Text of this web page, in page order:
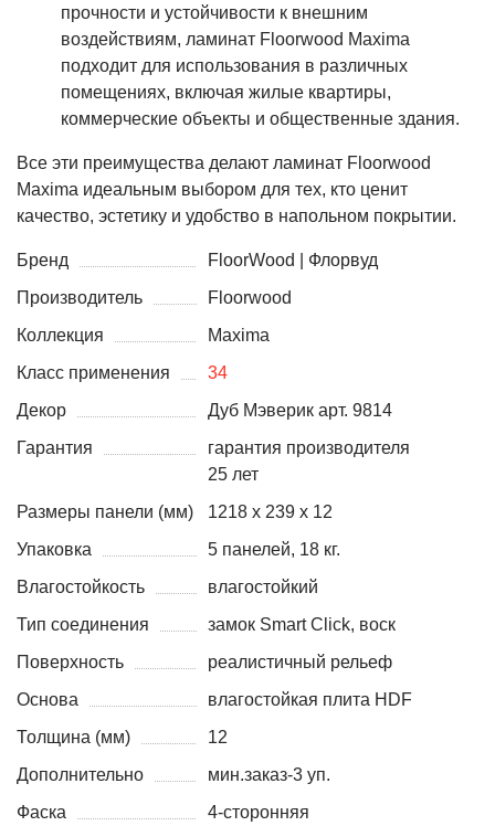
прочности и устойчивости к внешним
воздействиям, ламинат Floorwood Maxima
подходит для использования в различных
помещениях, включая жилые квартиры,
коммерческие объекты и общественные здания.
Все эти преимущества делают ламинат Floorwood
Maxima идеальным выбором для тех, кто ценит
качество, эстетику и удобство в напольном покрытии.
Бренд
FloorWood | Флорвуд
Производитель
Floorwood
Коллекция
Maxima
Класс применения
34
Декор
Дуб Мэверик арт. 9814
Гарантия
гарантия производителя
25 лет
Размеры панели (мм)
1218 х 239 х 12
Упаковка
5 панелей, 18 кг.
Влагостойкость
влагостойкий
Тип соединения
замок Smart Click, воск
Поверхность
реалистичный рельеф
Основа
влагостойкая плита HDF
Толщина (мм)
12
Дополнительно
мин.заказ-3 уп.
Фаска
4-сторонняя